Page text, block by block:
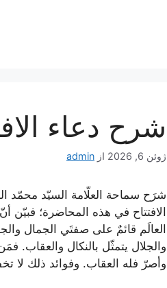
شرح دعاء
ژوئن 6, 2026 از admin
شرَح سماحة العلّامة السيّد محمّد
الافتتاح في هذه المحاضرة؛
العالَم قائمٌ على صفتَي الجمال
والجلال يتمثّل بالنكال
وأصرّ فله العقاب. وفوائد ذلك لا